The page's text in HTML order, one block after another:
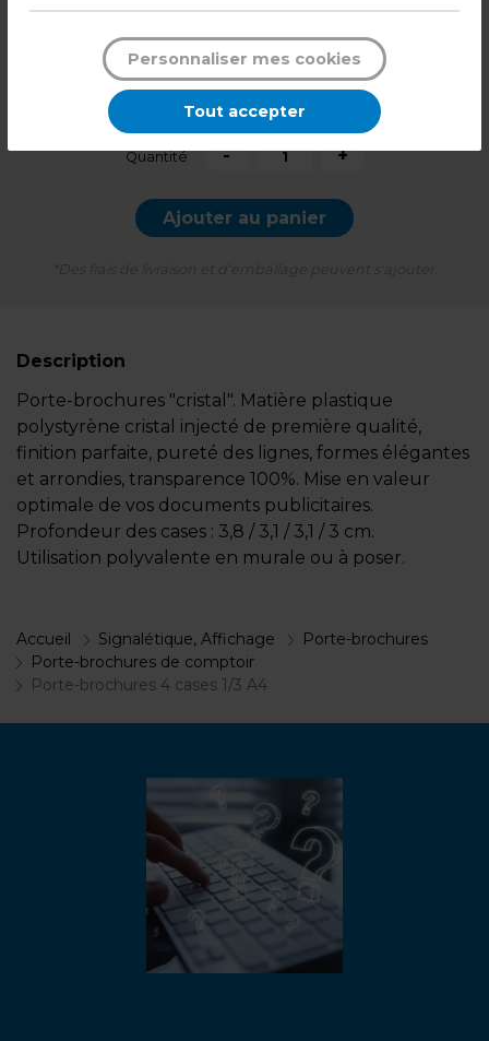
6,89€ HT
8,27€ TTC*
l'unité
Quantité - +
Ajouter au panier
Description
Porte-brochures "cristal". Matière plastique
polystyrène cristal injecté de première qualité,
finition parfaite, pureté des lignes, formes élégantes
et arrondies, transparence 100%. Mise en valeur
optimale de vos documents publicitaires.
Profondeur des cases : 3,8 / 3,1 / 3,1 / 3 cm.
Utilisation polyvalente en murale ou à poser.
Accueil Signalétique, Affichage
Porte-brochures
Porte-brochures de comptoir
Porte-brochures 4 cases 1/3 A4
Personnaliser mes cookies
Tout accepter